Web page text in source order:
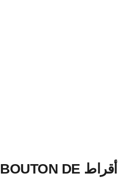
أقراط BOUTON DE